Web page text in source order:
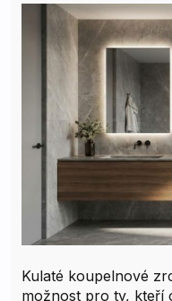
Kulaté koupelnové
možnost pro ty, kteří